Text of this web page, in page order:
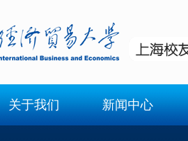
关于我们 新闻中心